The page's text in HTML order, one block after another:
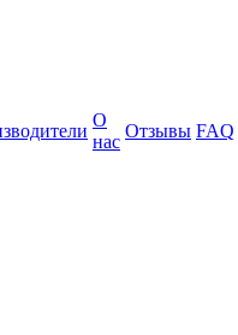
О
нас
Отзывы FAQ